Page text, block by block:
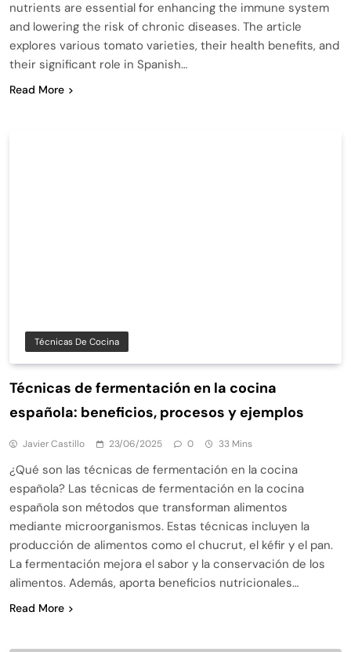
nutrients are essential for enhancing the immune system
and lowering the risk of chronic diseases. The article
explores various tomato varieties, their health benefits, and
their significant role in Spanish…
Read More
Técnicas De Cocina
Técnicas de fermentación en la cocina
española: beneficios, procesos y ejemplos
Javier Castillo 23/06/2025 0 33 Mins
¿Qué son las técnicas de fermentación en la cocina
española? Las técnicas de fermentación en la cocina
española son métodos que transforman alimentos
mediante microorganismos. Estas técnicas incluyen la
producción de alimentos como el chucrut, el kéfir y el pan.
La fermentación mejora el sabor y la conservación de los
alimentos. Además, aporta beneficios nutricionales…
Read More